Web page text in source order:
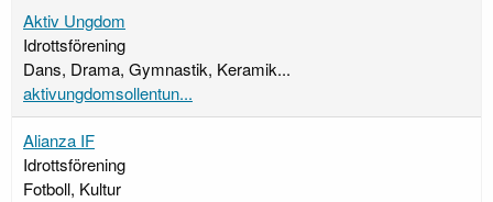
Aktiv Ungdom
Idrottsförening
Dans, Drama, Gymnastik, Keramik...
aktivungdomsollentun...
Alianza IF
Idrottsförening
Fotboll, Kultur